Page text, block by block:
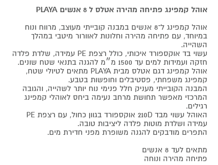
אוהל קמפינג פתיחה מהירה אטלס ל 8 אנשים PLAYA
אוהל קמפינג ל־8 אנשים במבנה קובייתי מעוצב, מרווח ונוח
במיוחד, עם פתיחה מהירה וחלונות לאוורור מיטבי במהלך
השהייה.
עשוי בד אוקספורד איכותי, כולל רצפת PE עמידה, שלדת פלדה
חזקה ועמידות למים עד 1500 מ״מ להגנה בתנאי שטח שונים.
אוהל קמפינג דגם אטלס מבית PLAYA מתאים לטיולי שטח,
קמפינג משפחתי, פסטיבלים וחופשות בטבע.
המבנה הקובייתי מעניק חלל פנימי נוח יותר לשהייה, והגובה
המרכזי מאפשר תחושת מרחב נעימה ביחס לאוהלי קמפינג
רגילים.
האוהל עשוי מבד 210D אוקספורד בגוון כחול, עם רצפת PE
עמידה ושלדת מוטות פלדה ליציבות טובה.
התפרים מודבקים להגנה משופרת מפני חדירת מים.
מתאים לעד 8 אנשים
פתיחה מהירה ונוחה